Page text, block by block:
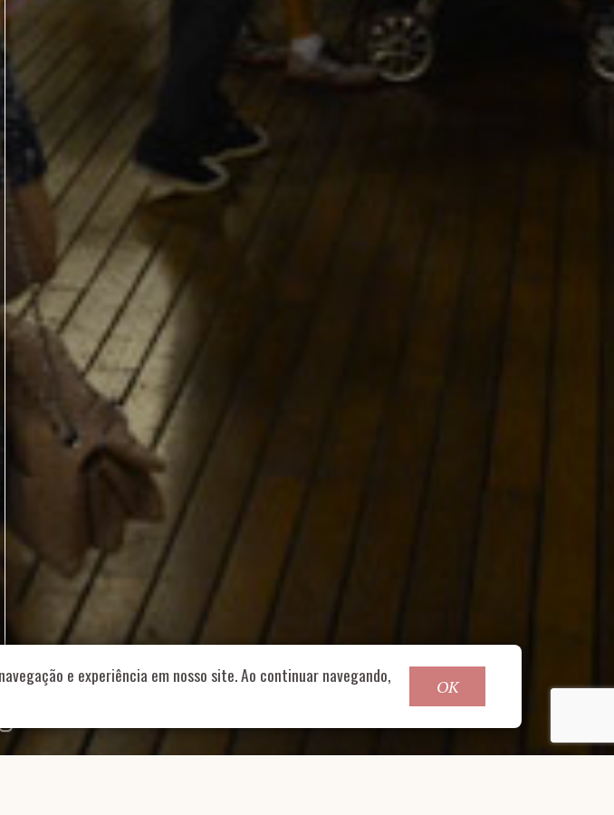
55 11 99178-5848 contato@nucleofood.com
continare experiência em nosso site. Ao continuar navegando,
OK